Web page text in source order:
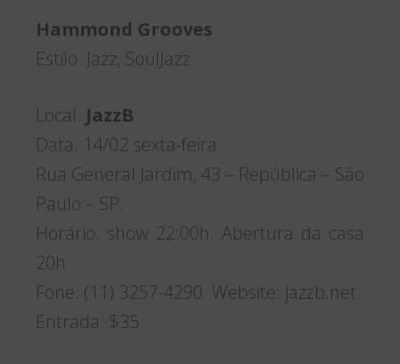
Hammond Grooves
Estilo: Jazz, SoulJazz
Local: JazzB
Data: 14/02 sexta-feira
Rua General Jardim, 43 – República – São
Paulo – SP.
Horário: show 22:00h. Abertura da casa
20h
Fone: (11) 3257-4290 Website: jazzb.net
Entrada: $35